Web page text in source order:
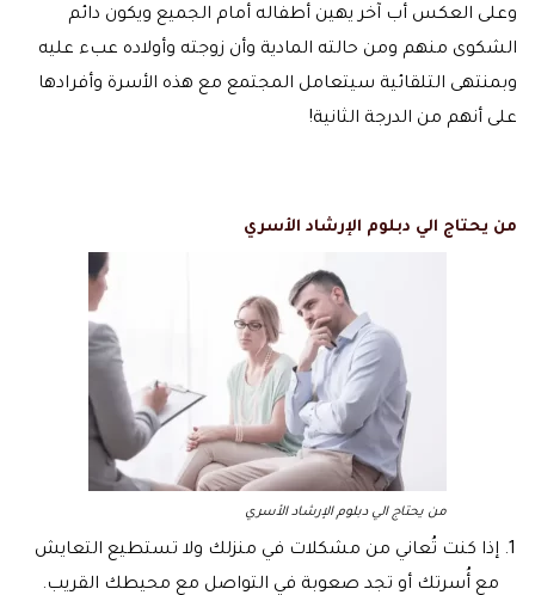
وعلى العكس أب آخر يهين أطفاله أمام الجميع ويكون دائم
الشكوى منهم ومن حالته المادية وأن زوجته وأولاده عبء عليه
وبمنتهى التلقائية سيتعامل المجتمع مع هذه الأسرة وأفرادها
على أنهم من الدرجة الثانية!
من يحتاج الي دبلوم الإرشاد الأسري
من يحتاج الي دبلوم الإرشاد الأسري
إذا كنت تُعاني من مشكلات في منزلك ولا تستطيع التعايش
مع أُسرتك أو تجد صعوبة في التواصل مع محيطك القريب.